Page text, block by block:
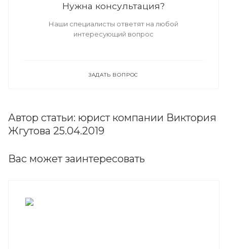
Нужна консультация?
Наши специалисты ответят на любой
интересующий вопрос
ЗАДАТЬ ВОПРОС
Автор статьи: юрист компании Виктория
Жгутова 25.04.2019
Вас может заинтересовать